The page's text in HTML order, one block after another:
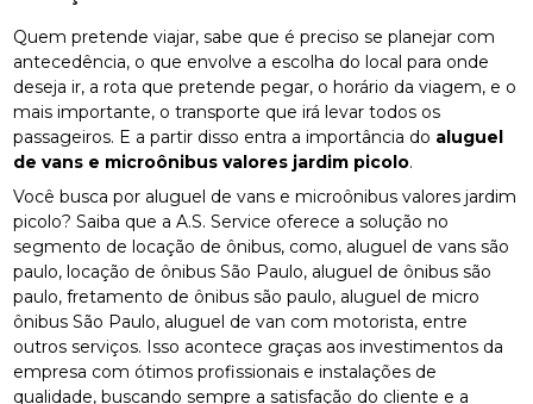
Quem pretende viajar, sabe que é preciso se planejar com
antecedência, o que envolve a escolha do local para onde
deseja ir, a rota que pretende pegar, o horário da viagem, e o
mais importante, o transporte que irá levar todos os
passageiros. E a partir disso entra a importância do aluguel
de vans e microônibus valores jardim picolo.
Você busca por aluguel de vans e microônibus valores jardim
picolo? Saiba que a A.S. Service oferece a solução no
segmento de locação de ônibus, como, aluguel de vans são
paulo, locação de ônibus São Paulo, aluguel de ônibus são
paulo, fretamento de ônibus são paulo, aluguel de micro
ônibus São Paulo, aluguel de van com motorista, entre
outros serviços. Isso acontece graças aos investimentos da
empresa com ótimos profissionais e instalações de
qualidade, buscando sempre a satisfação do cliente e a